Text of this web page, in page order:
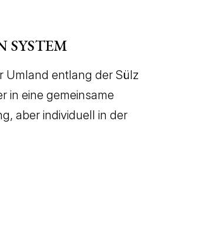
SYSTEM
Umland entlang der Sülz
in eine gemeinsame
aber individuell in der